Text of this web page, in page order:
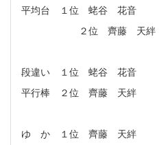
平均台 １位 蛯谷 花音
２位 齊藤 天絆
段違い １位 蛯谷 花音
平行棒 ２位 齊藤 天絆
ゆ か １位 齊藤 天絆